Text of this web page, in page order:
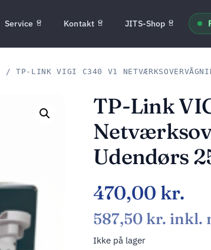
Service Kontakt JITS-Shop
/ TP-LINK VIGI C340 V1
TP-Link
Udendørs
470,00 kr.
587,50 kr. inkl.
Ikke på lager